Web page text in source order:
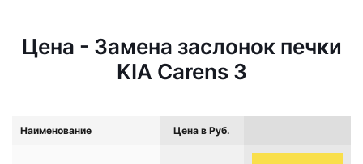
Цена - Замена заслонок печки
KIA Carens 3
Наименование Цена в Руб.